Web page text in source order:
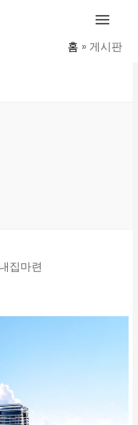
메
인
홈 게시판
집마련